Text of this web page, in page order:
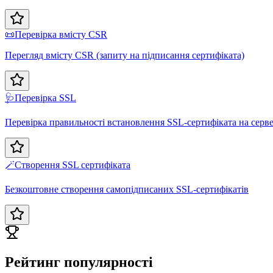
📜Перевірка вмісту CSR
Перегляд вмісту CSR (запиту на підписання сертифіката)
🩺Перевірка SSL
Перевірка правильності встановлення SSL-сертифіката на
🪄Створення SSL сертифіката
Безкоштовне створення самопідписаних SSL-сертифікатів
Рейтинг популярності